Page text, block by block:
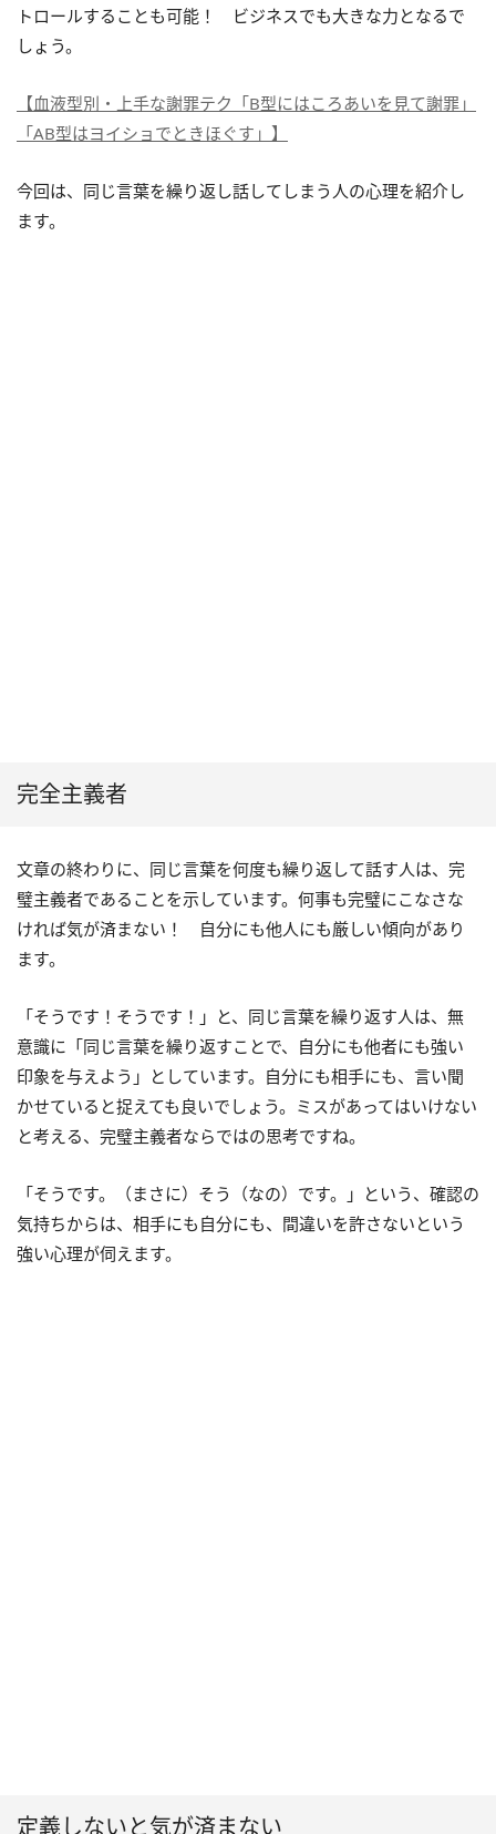
トロールすることも可能！ ビジネスでも大きな力となるで
しょう。
【血液型別・上手な謝罪テク「B型にはころあいを見て謝罪」
「AB型はヨイショでときほぐす」】
今回は、同じ言葉を繰り返し話してしまう人の心理を紹介し
ます。
完全主義者
文章の終わりに、同じ言葉を何度も繰り返して話す人は、完
璧主義者であることを示しています。何事も完璧にこなさな
ければ気が済まない！ 自分にも他人にも厳しい傾向があり
ます。
「そうです！そうです！」と、同じ言葉を繰り返す人は、無
意識に「同じ言葉を繰り返すことで、自分にも他者にも強い
印象を与えよう」としています。自分にも相手にも、言い聞
かせていると捉えても良いでしょう。ミスがあってはいけない
と考える、完璧主義者ならではの思考ですね。
「そうです。（まさに）そう（なの）です。」という、確認の
気持ちからは、相手にも自分にも、間違いを許さないという
強い心理が伺えます。
定義しないと気が済まない